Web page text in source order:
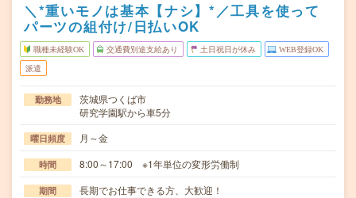
＼*重いモノは基本【ナシ】*／工具を使って
パーツの組付け/日払いOK
職種未経験OK 交通費別途支給あり 土日祝日が休み WEB登録OK
派遣
勤務地
茨城県つくば市
研究学園駅から車5分
曜日頻度 月～金
時間 8:00～17:00 ※1年単位の変形労働制
期間 長期でお仕事できる方、大歓迎！